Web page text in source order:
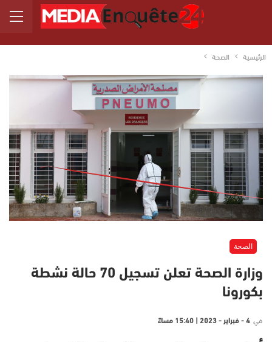
الرئيسية الصحة
الصحة
وزارة الصحة تعلن تسجيل 70 حالة نشطة
بكورونا
في 4 - فبراير - 2023 | 15:40 مساءً